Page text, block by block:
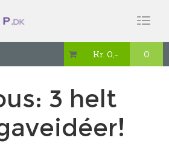
 Kr. 0,- 0
3 helt